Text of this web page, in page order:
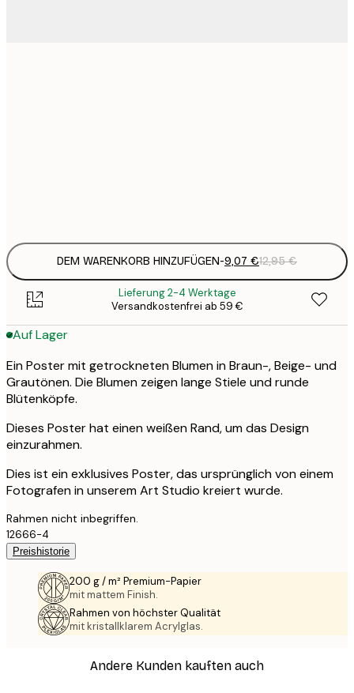
DEM WARENKORB HINZUFÜGEN-9,07 €12,95 €
Lieferung 2-4 Werktage
Versandkostenfrei ab 59 €
Auf Lager
Ein Poster mit getrockneten Blumen in Braun-, Beige- und
Grautönen. Die Blumen zeigen lange Stiele und runde
Blütenköpfe.
Dieses Poster hat einen weißen Rand, um das Design
einzurahmen.
Dies ist ein exklusives Poster, das ursprünglich von einem
Fotografen in unserem Art Studio kreiert wurde.
Rahmen nicht inbegriffen.
12666-4
Preishistorie
200 g / m² Premium-Papier
mit mattem Finish.
Rahmen von höchster Qualität
mit kristallklarem Acrylglas.
Andere Kunden kauften auch